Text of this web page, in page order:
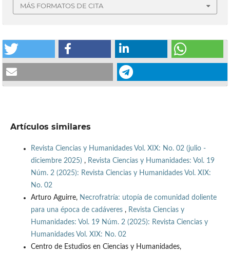
MÁS FORMATOS DE CITA
Artículos similares
Revista Ciencias y Humanidades Vol. XIX: No. 02 (julio -
diciembre 2025) , Revista Ciencias y Humanidades: Vol. 19
Núm. 2 (2025): Revista Ciencias y Humanidades Vol. XIX:
No. 02
Arturo Aguirre, Necrofratría: utopía de comunidad doliente
para una época de cadáveres , Revista Ciencias y
Humanidades: Vol. 19 Núm. 2 (2025): Revista Ciencias y
Humanidades Vol. XIX: No. 02
Centro de Estudios en Ciencias y Humanidades,